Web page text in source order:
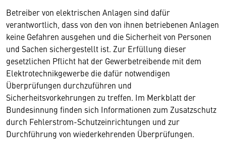
Betreiber von elektrischen Anlagen sind dafür
verantwortlich, dass von den von ihnen betriebenen Anlagen
keine Gefahren ausgehen und die Sicherheit von Personen
und Sachen sichergestellt ist. Zur Erfüllung dieser
gesetzlichen Pflicht hat der Gewerbetreibende mit dem
Elektrotechnikgewerbe die dafür notwendigen
Überprüfungen durchzuführen und
Sicherheitsvorkehrungen zu treffen. Im Merkblatt der
Bundesinnung finden sich Informationen zum Zusatzschutz
durch Fehlerstrom-Schutzeinrichtungen und zur
Durchführung von wiederkehrenden Überprüfungen.